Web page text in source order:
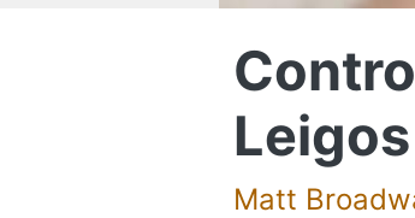
Leigos
Matt